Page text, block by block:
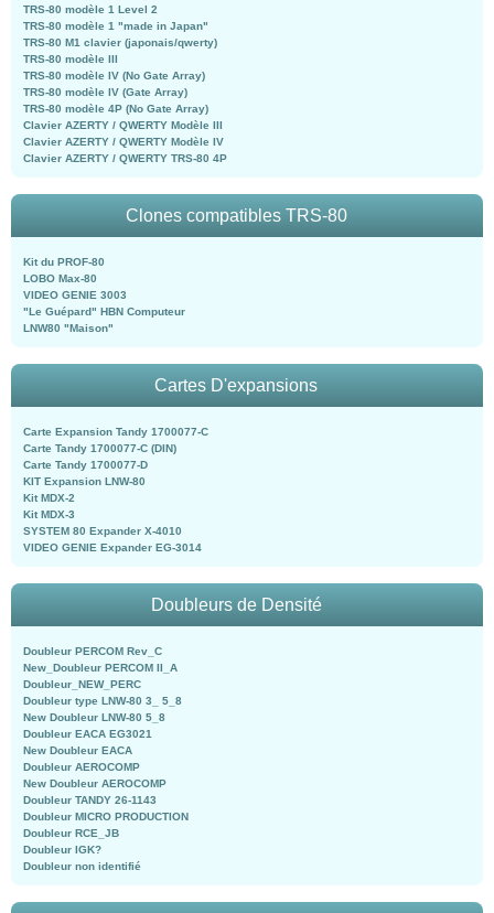
TRS-80 modèle 1 Level 2
TRS-80 modèle 1 "made in Japan"
TRS-80 M1 clavier (japonais/qwerty)
TRS-80 modèle III
TRS-80 modèle IV (No Gate Array)
TRS-80 modèle IV (Gate Array)
TRS-80 modèle 4P (No Gate Array)
Clavier AZERTY / QWERTY Modèle III
Clavier AZERTY / QWERTY Modèle IV
Clavier AZERTY / QWERTY TRS-80 4P
Clones compatibles TRS-80
Kit du PROF-80
LOBO Max-80
VIDEO GENIE 3003
"Le Guépard" HBN Computeur
LNW80 "Maison"
Cartes D'expansions
Carte Expansion Tandy 1700077-C
Carte Tandy 1700077-C (DIN)
Carte Tandy 1700077-D
KIT Expansion LNW-80
Kit MDX-2
Kit MDX-3
SYSTEM 80 Expander X-4010
VIDEO GENIE Expander EG-3014
Doubleurs de Densité
Doubleur PERCOM Rev_C
New_Doubleur PERCOM II_A
Doubleur_NEW_PERC
Doubleur type LNW-80 3_ 5_8
New Doubleur LNW-80 5_8
Doubleur EACA EG3021
New Doubleur EACA
Doubleur AEROCOMP
New Doubleur AEROCOMP
Doubleur TANDY 26-1143
Doubleur MICRO PRODUCTION
Doubleur RCE_JB
Doubleur IGK?
Doubleur non identifié